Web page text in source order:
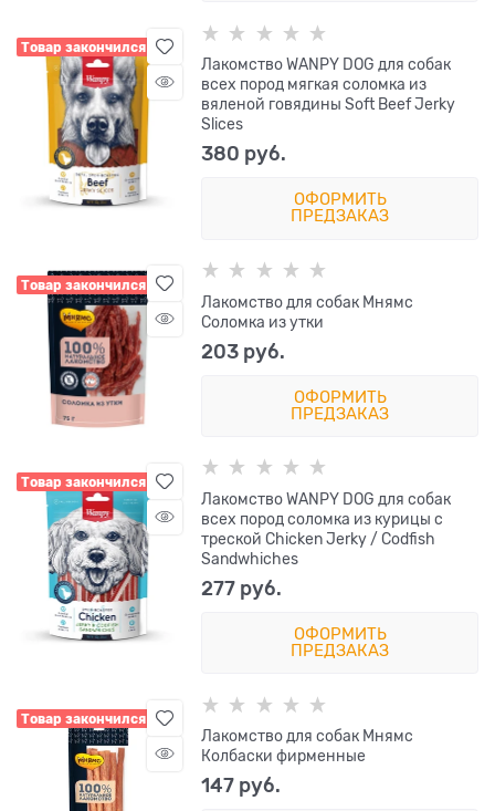
Товар закончился
Лакомство WANPY DOG для собак
всех пород мягкая соломка из
вяленой говядины Soft Beef Jerky
Slices
380 руб.
ОФОРМИТЬ
ПРЕДЗАКАЗ
Товар закончился
Лакомство для собак Мнямс
Соломка из утки
203 руб.
ОФОРМИТЬ
ПРЕДЗАКАЗ
Товар закончился
Лакомство WANPY DOG для собак
всех пород соломка из курицы с
треской Chicken Jerky / Codfish
Sandwhiches
277 руб.
ОФОРМИТЬ
ПРЕДЗАКАЗ
Товар закончился
Лакомство для собак Мнямс
Колбаски фирменные
147 руб.